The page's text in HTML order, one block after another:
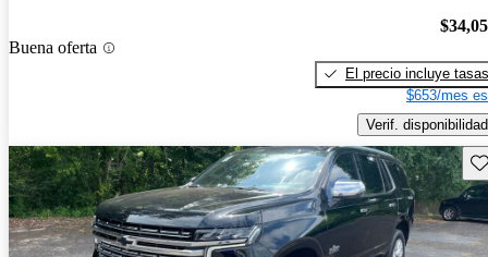
Buena oferta
El precio incluye tasas
$653/mes
Verif. disponibilidad